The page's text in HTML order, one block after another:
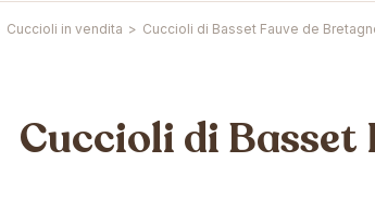
Cuccioli in vendita > Cuccioli di Basset Fauve de
Cuccioli di Basset